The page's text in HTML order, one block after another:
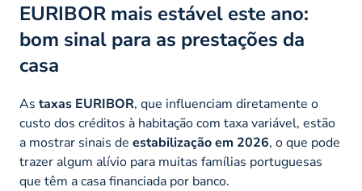
EURIBOR mais estável este ano:
bom sinal para as prestações da
casa
As taxas EURIBOR, que influenciam diretamente o
custo dos créditos à habitação com taxa variável, estão
a mostrar sinais de estabilização em 2026, o que pode
trazer algum alívio para muitas famílias portuguesas
que têm a casa financiada por banco.